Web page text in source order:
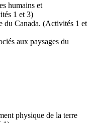
humains et
1 et 3)
du Canada. (Activités 1 et
aux paysages du
physique de la terre